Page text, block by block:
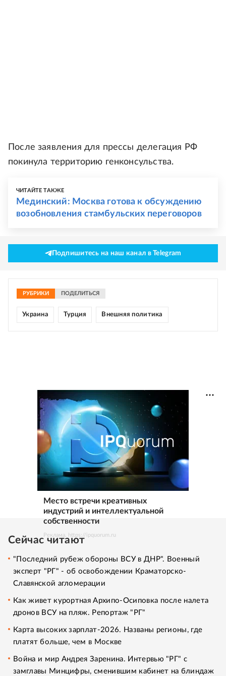
После заявления для прессы делегация РФ
покинула территорию генконсульства.
ЧИТАЙТЕ ТАКЖЕ
Мединский: Москва готова к обсуждению
возобновления стамбульских переговоров
Подпишитесь на наш канал в Telegram
РУБРИКИ ПОДЕЛИТЬСЯ
Украина Турция Внешняя политика
Место встречи креативных
индустрий и интеллектуальной
собственности
Реклама. https://ipquorum.ru
Сейчас читают
"Последний рубеж обороны ВСУ в ДНР". Военный
эксперт "РГ" - об освобождении Краматорско-
Славянской агломерации
Как живет курортная Архипо-Осиповка после налета
дронов ВСУ на пляж. Репортаж "РГ"
Карта высоких зарплат-2026. Названы регионы, где
платят больше, чем в Москве
Война и мир Андрея Заренина. Интервью "РГ" с
замглавы Минцифры, сменившим кабинет на блиндаж